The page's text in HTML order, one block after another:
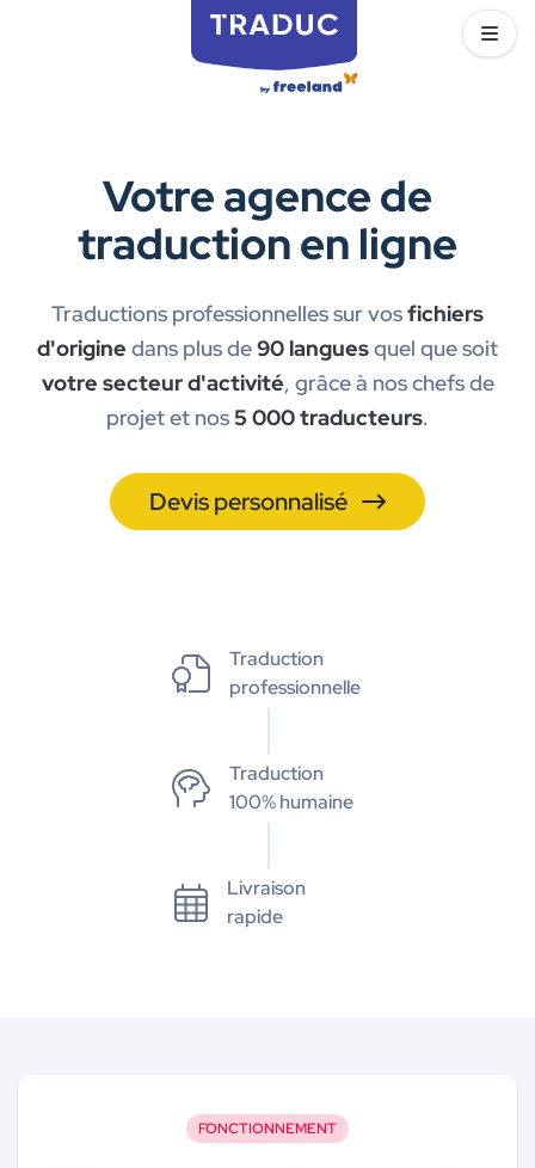
Votre agence de
traduction en ligne
Traductions professionnelles sur vosfichiers
d'origine dans plus de90 languesquel que soit
votre secteur d'activité, grâce à nos chefs de
projet et nos5 000 traducteurs.
Devis personnalisé
Traduction
professionnelle
Traduction
100% humaine
Livraison
rapide
FONCTIONNEMENT